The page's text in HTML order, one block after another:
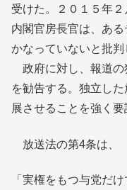
受けた。２０１５年２
内閣官房長官は、あ
かなっていないと批判
政府に対し、報道の
を勧告する。独立し
展させることを強く要
放送法の第4条は、
「実権をもつ与党だ